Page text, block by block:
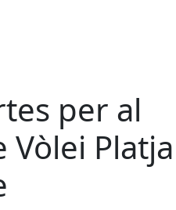
per al
Vòlei Platja